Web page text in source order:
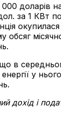
доларів
за 1 КВт
обсяг
що в
у
дохід і